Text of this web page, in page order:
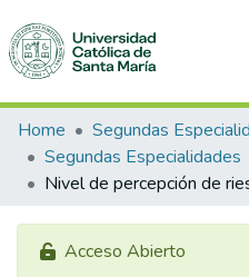
Communities & Collections
All of DSpace
Home
Segundas
Segundas Especialidades
Acceso Abierto